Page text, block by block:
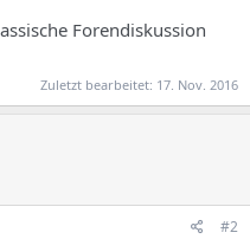
Forendiskussion
Zuletzt bearbeitet: 17. Nov. 2016
#2